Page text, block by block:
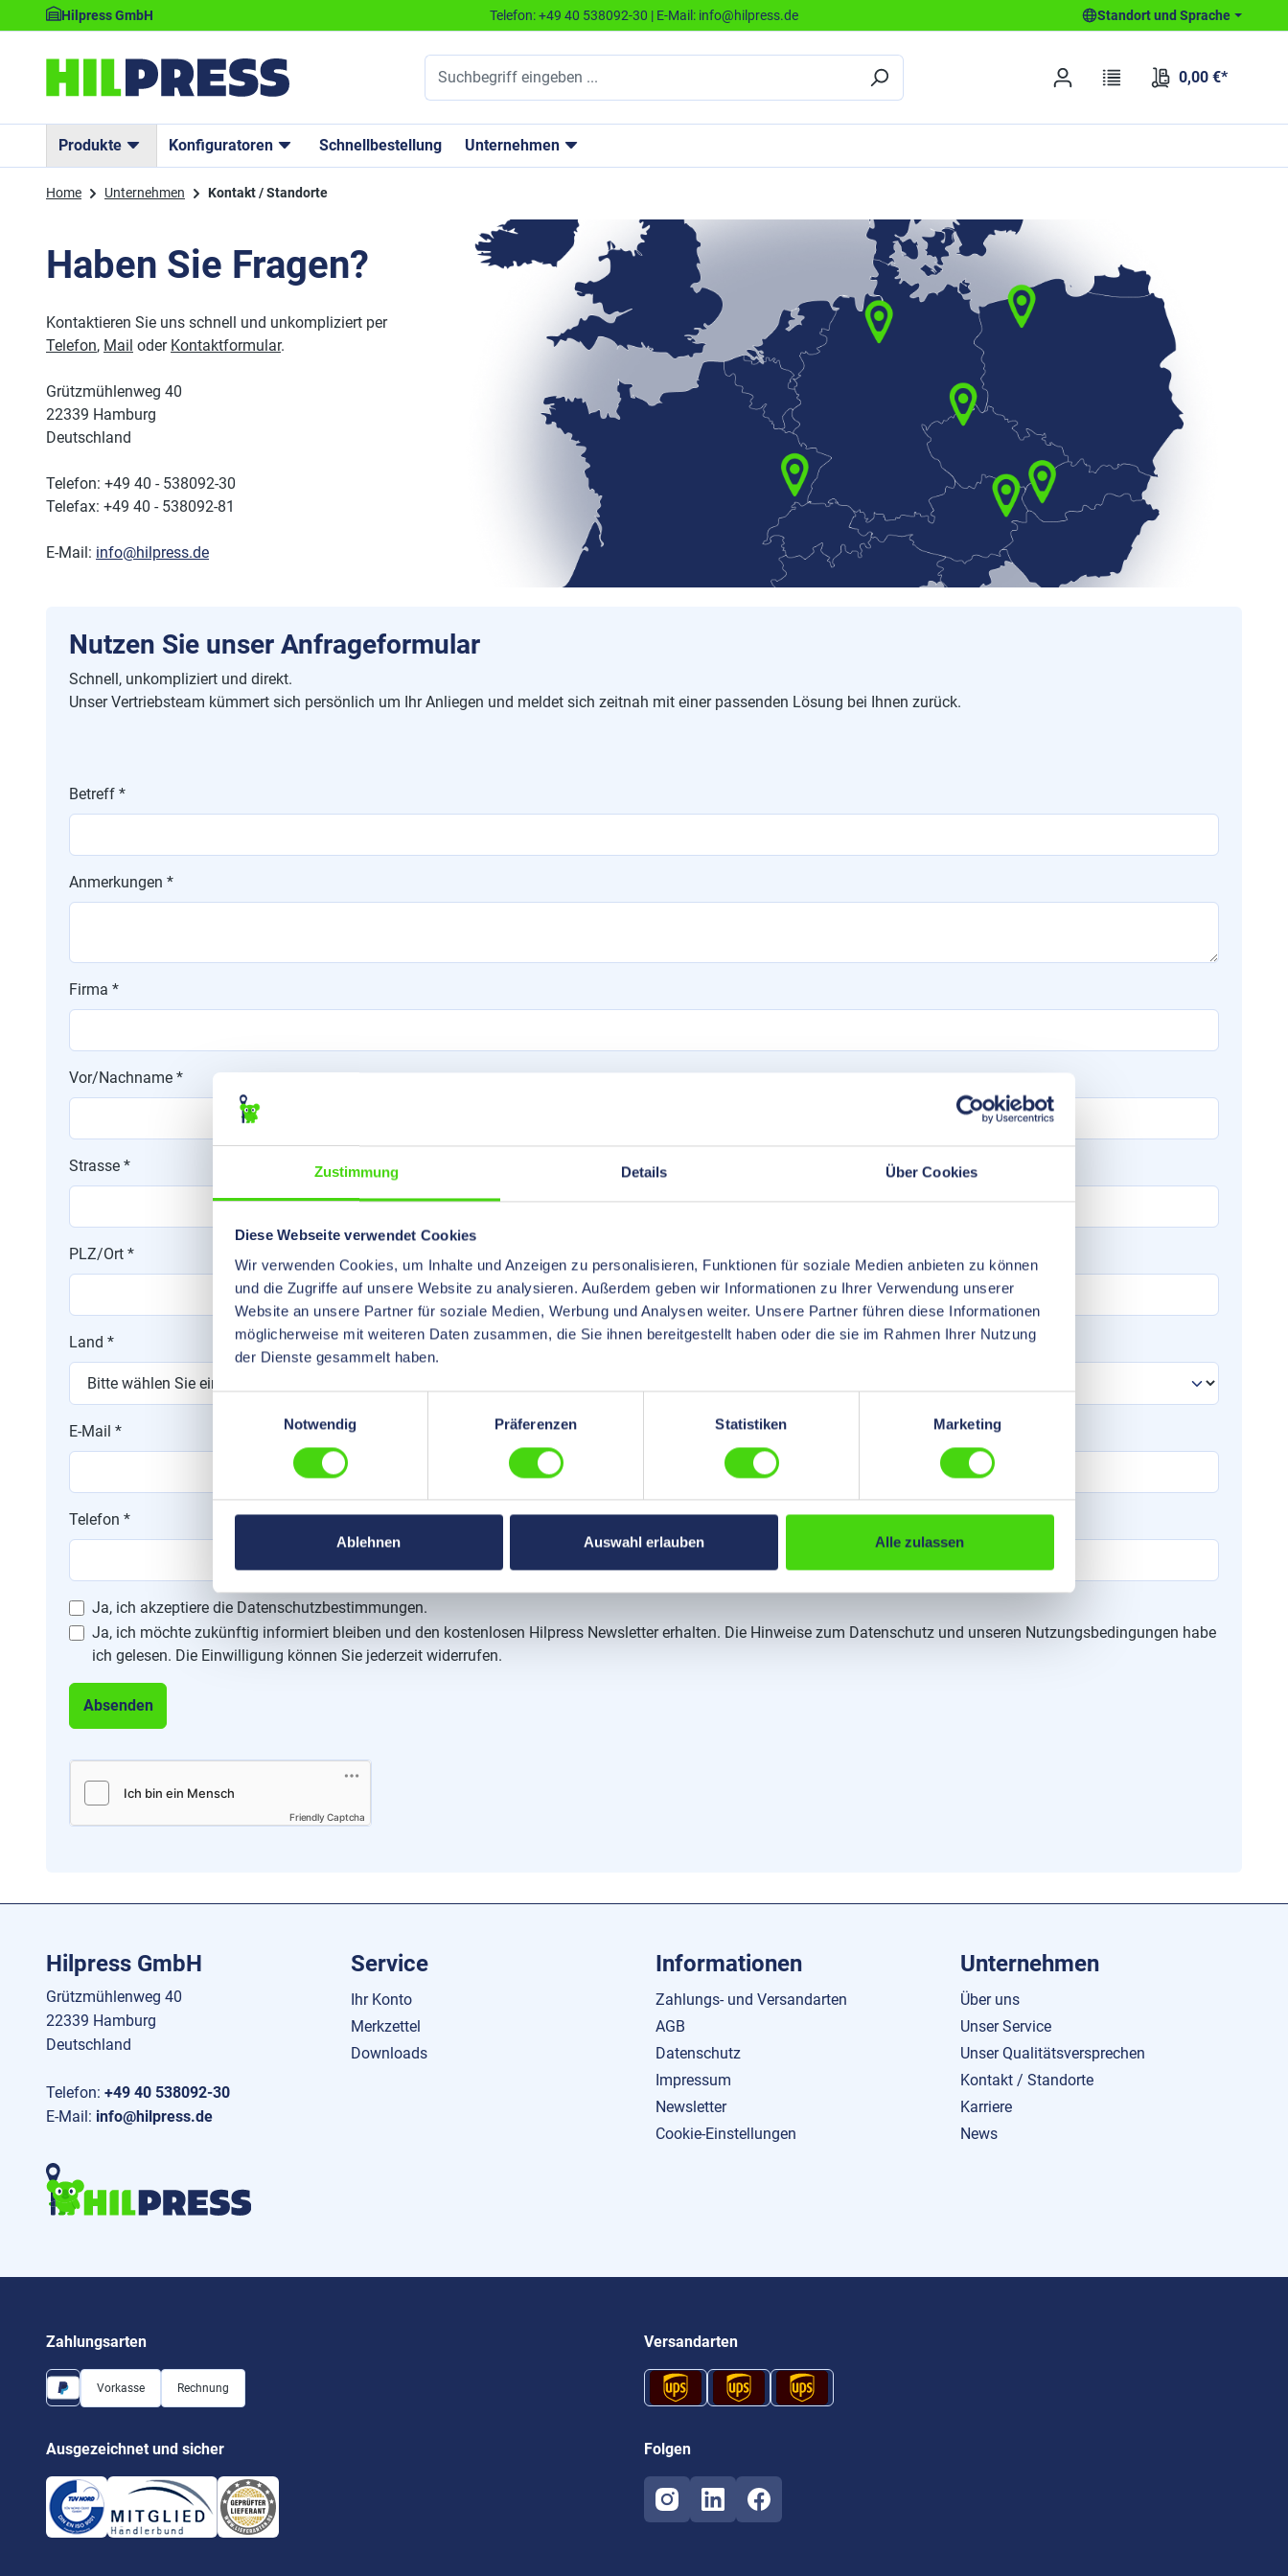
Zustimmung Details Über Cookies
Diese Webseite verwendet Cookies
Wir verwenden Cookies, um Inhalte und Anzeigen zu personalisieren, Funktionen für soziale Medien anbieten zu können
und die Zugriffe auf unsere Website zu analysieren. Außerdem geben wir Informationen zu Ihrer Verwendung unserer
Website an unsere Partner für soziale Medien, Werbung und Analysen weiter. Unsere Partner führen diese Informationen
möglicherweise mit weiteren Daten zusammen, die Sie ihnen bereitgestellt haben oder die sie im Rahmen Ihrer Nutzung
der Dienste gesammelt haben.
Einwilligungsauswahl
Notwendig
Präferenzen Statistiken Marketing
Ablehnen Auswahl erlauben Alle zulassen
Hilpress GmbH Telefon:+49 40 538092-30 | E-Mail: info@hilpress.de Standort und Sprache
0,00 €*
Produkte Konfiguratoren Schnellbestellung Unternehmen
Home Unternehmen Kontakt / Standorte
Haben Sie Fragen?
Kontaktieren Sie uns schnell und unkompliziert per
Telefon, Mail oder Kontaktformular.
Grützmühlenweg 40
22339 Hamburg
Deutschland
Telefon: +49 40 - 538092-30
Telefax: +49 40 - 538092-81
E-Mail: info@hilpress.de
Nutzen Sie unser Anfrageformular
Schnell, unkompliziert und direkt.
Unser Vertriebsteam kümmert sich persönlich um Ihr Anliegen und meldet sich zeitnah mit einer passenden Lösung bei Ihnen zurück.
Betreff *
Anmerkungen *
Firma *
Vor/Nachname *
Strasse *
PLZ/Ort *
Land *
E-Mail *
Telefon *
Ja, ich akzeptiere die Datenschutzbestimmungen.
Ja, ich möchte zukünftig informiert bleiben und den kostenlosen Hilpress Newsletter erhalten. Die Hinweise zum Datenschutz und unseren Nutzungsbedingungen habe
ich gelesen. Die Einwilligung können Sie jederzeit widerrufen.
Absenden
Friendly Captcha
Hilpress GmbH
Grützmühlenweg 40
22339 Hamburg
Deutschland
Telefon: +49 40 538092-30
E-Mail: info@hilpress.de
Service
Ihr Konto
Merkzettel
Downloads
Informationen
Zahlungs- und Versandarten
AGB
Datenschutz
Impressum
Newsletter
Cookie-Einstellungen
Unternehmen
Über uns
Unser Service
Unser Qualitätsversprechen
Kontakt / Standorte
Karriere
News
Zahlungsarten
Vorkasse Rechnung
Versandarten
Ausgezeichnet und sicher Folgen